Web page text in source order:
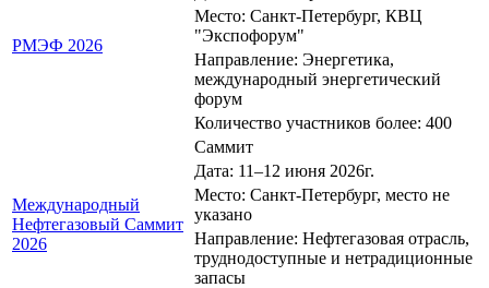
РМЭФ 2026
Место: Санкт-Петербург, КВЦ
"Экспофорум"
Направление: Энергетика,
международный энергетический
форум
Количество участников более: 400
Международный
Нефтегазовый Саммит
2026
Саммит
Дата: 11–12 июня 2026г.
Место: Санкт-Петербург, место не
указано
Направление: Нефтегазовая отрасль,
труднодоступные и нетрадиционные
запасы